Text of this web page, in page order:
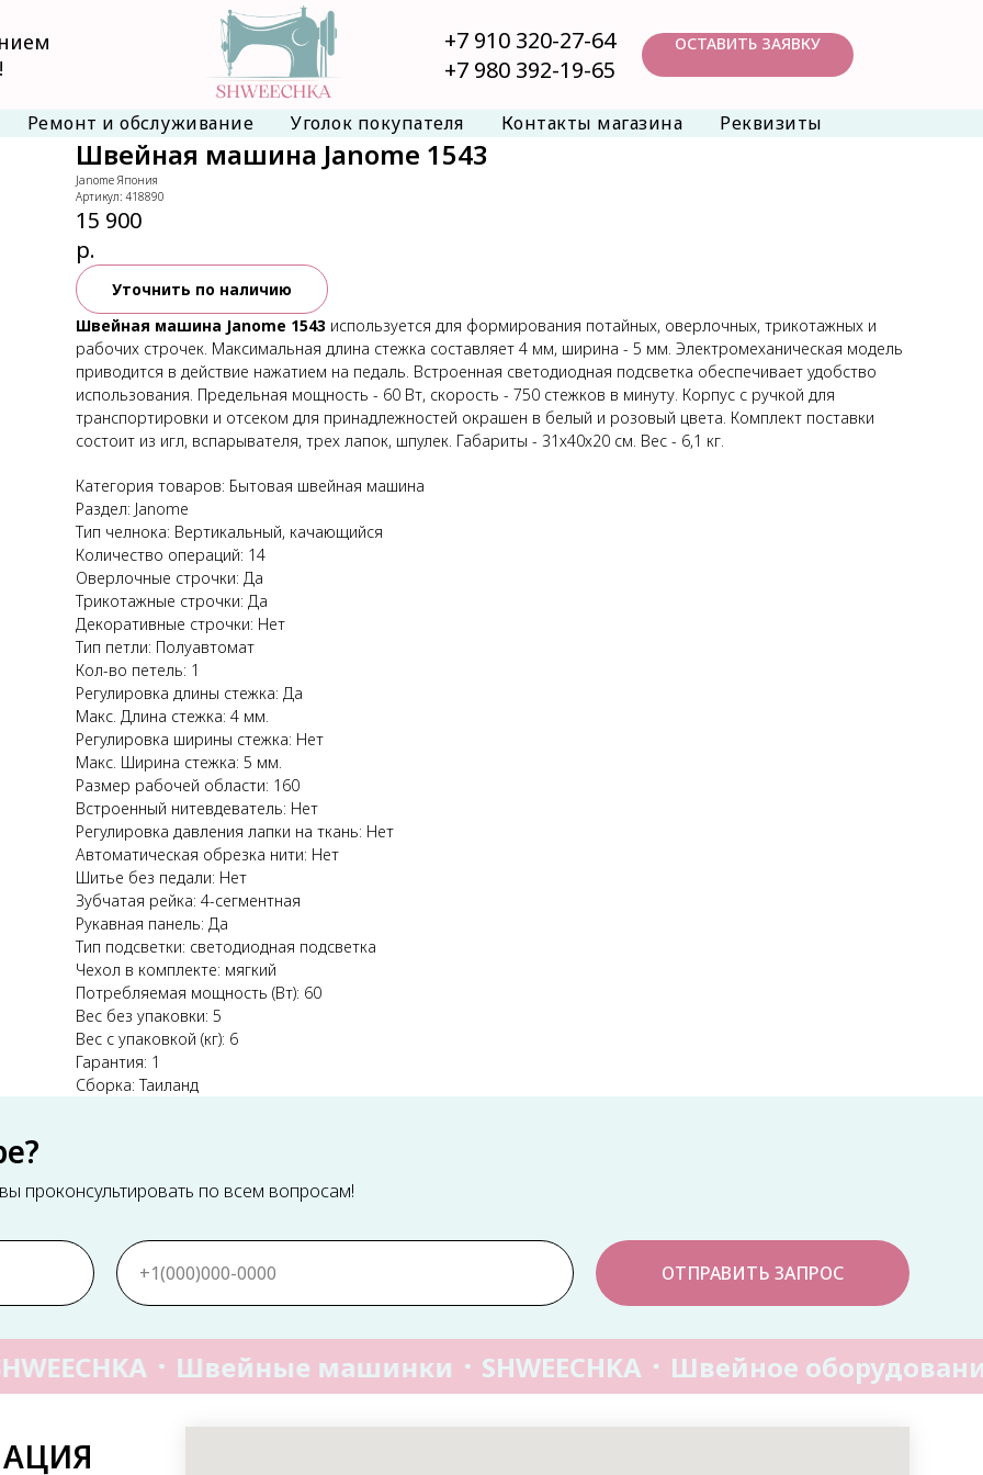
+7 910 320-27-64
+7 980 392-19-65
ОСТАВИТЬ ЗАЯВКУ
Ремонт и обслуживание Уголок покупателя Контакты магазина Реквизиты
Швейная машина Janome 1543
Janome Япония
Артикул: 418890
15 900
р.
Уточнить по наличию
Швейная машина Janome 1543 используется для формирования потайных, оверлочных, трикотажных и
рабочих строчек. Максимальная длина стежка составляет 4 мм, ширина - 5 мм. Электромеханическая модель
приводится в действие нажатием на педаль. Встроенная светодиодная подсветка обеспечивает удобство
использования. Предельная мощность - 60 Вт, скорость - 750 стежков в минуту. Корпус с ручкой для
транспортировки и отсеком для принадлежностей окрашен в белый и розовый цвета. Комплект поставки
состоит из игл, вспарывателя, трех лапок, шпулек. Габариты - 31х40х20 см. Вес - 6,1 кг.
Категория товаров: Бытовая швейная машина
Раздел: Janome
Тип челнока: Вертикальный, качающийся
Количество операций: 14
Оверлочные строчки: Да
Трикотажные строчки: Да
Декоративные строчки: Нет
Тип петли: Полуавтомат
Кол-во петель: 1
Регулировка длины стежка: Да
Макс. Длина стежка: 4 мм.
Регулировка ширины стежка: Нет
Макс. Ширина стежка: 5 мм.
Размер рабочей области: 160
Встроенный нитевдеватель: Нет
Регулировка давления лапки на ткань: Нет
Автоматическая обрезка нити: Нет
Шитье без педали: Нет
Зубчатая рейка: 4-сегментная
Рукавная панель: Да
Тип подсветки: светодиодная подсветка
Чехол в комплекте: мягкий
Потребляемая мощность (Вт): 60
Вес без упаковки: 5
Вес с упаковкой (кг): 6
Гарантия: 1
Сборка: Таиланд
проконсультировать по всем вопросам!
ОТПРАВИТЬ ЗАПРОС
Швейные машинки SHWEECHKA Швейное